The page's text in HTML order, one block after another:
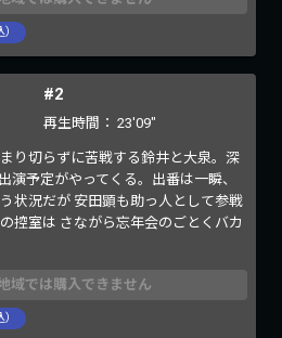
#2
再生時間： 23'09"
り切らずに苦戦する鈴井と大泉。深
演予定がやってくる。出番は一瞬、
状況だが 安田顕も助っ人として参戦
控室は さながら忘年会のごとくバカ
域では購入できません